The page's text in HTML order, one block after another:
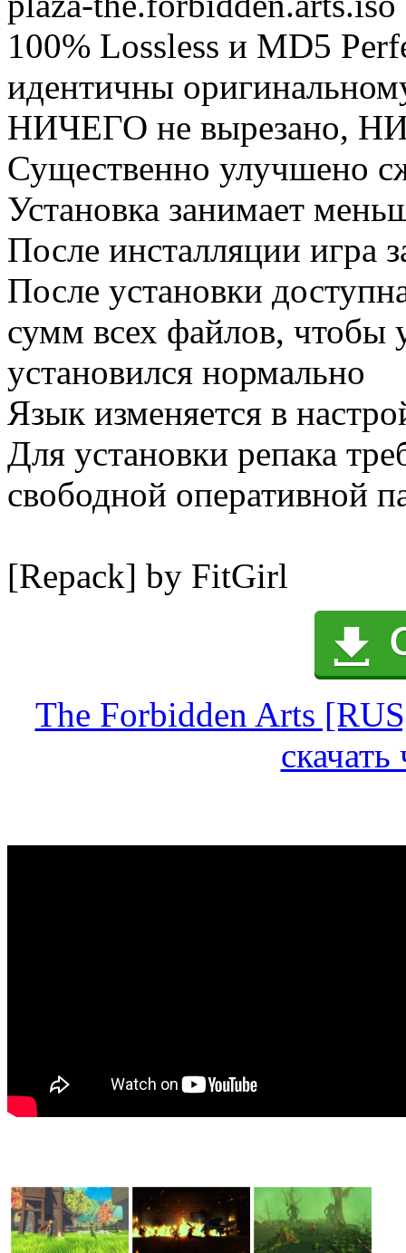
100% Lossless и MD5
идентичны
НИЧЕГО не вырезано,
Существенно улучшено
Установка занимает
После инсталляции игра
После установки
сумм всех файлов, чтобы
установился нормально
Язык изменяется в
Для установки репака
свободной оперативной
[Repack] by FitGirl
The Forbidden Arts
скачать